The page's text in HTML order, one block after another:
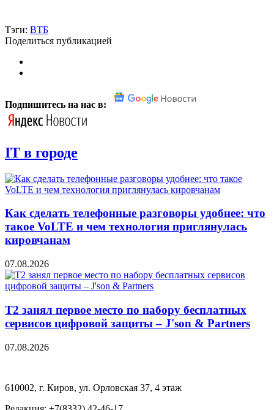
Тэги: ВТБ
Поделиться публикацией
Подпишитесь на нас в:
IT в городе
Как сделать телефонные разговоры удобнее: что
такое VoLTE и чем технология приглянулась
кировчанам
07.08.2026
Т2 занял первое место по набору бесплатных
сервисов цифровой защиты – J'son & Partners
07.08.2026
610002, г. Киров, ул. Орловская 37, 4 этаж